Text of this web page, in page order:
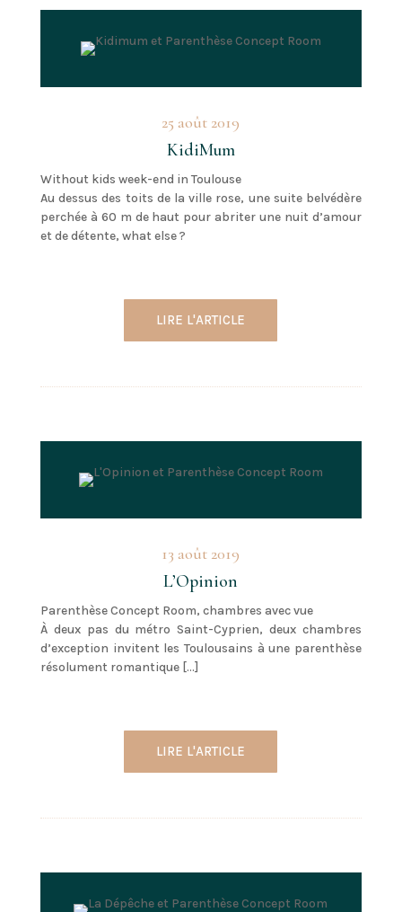
25 août 2019
KidiMum
Without kids week-end in Toulouse
Au dessus des toits de la ville rose, une suite belvédère
perchée à 60 m de haut pour abriter une nuit d’amour
et de détente, what else ?
LIRE L'ARTICLE
13 août 2019
L’Opinion
Parenthèse Concept Room, chambres avec vue
À deux pas du métro Saint-Cyprien, deux chambres
d’exception invitent les Toulousains à une parenthèse
résolument romantique […]
LIRE L'ARTICLE